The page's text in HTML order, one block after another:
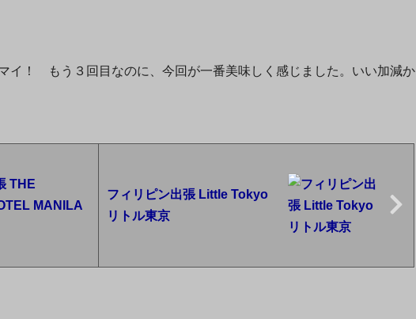
イ！ もう３回目なのに、今回が一番美味しく感じました。いい加減か
THE
MANILA
フィリピン出張 Little Tokyo
リトル東京